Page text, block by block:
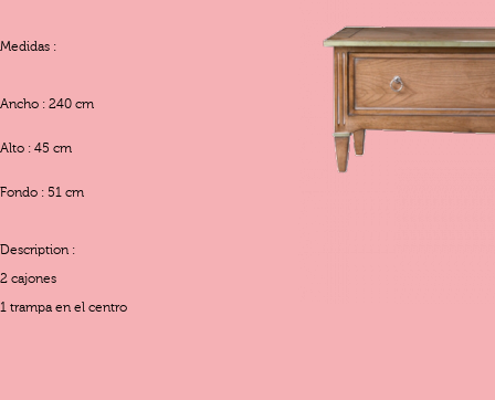
Medidas :
Ancho : 240 cm
Alto : 45 cm
Fondo : 51 cm
Description :
2 cajones
1 trampa en el centro